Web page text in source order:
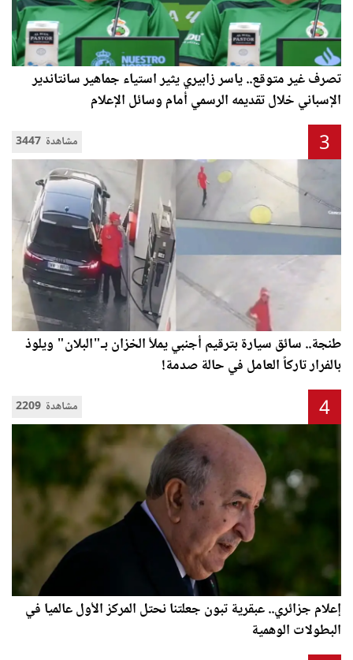
تصرف غير متوقع.. ياسر زابيري يثير استياء جماهير سانتاندير
الإسباني خلال تقديمه الرسمي أمام وسائل الإعلام
3447 مشاهدة 3
طنجة.. سائق سيارة بترقيم أجنبي يملأ الخزان بـ"البلان" ويلوذ
بالفرار تاركاً العامل في حالة صدمة!
2209 مشاهدة 4
إعلام جزائري.. عبقرية تبون جعلتنا نحتل المركز الأول عالميا في
البطولات الوهمية